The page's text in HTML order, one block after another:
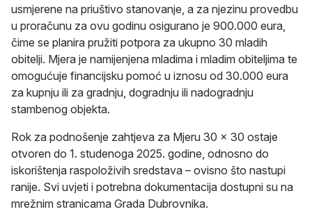
usmjerene na priuštivo stanovanje, a za njezinu provedbu
u proračunu za ovu godinu osigurano je 900.000 eura,
čime se planira pružiti potpora za ukupno 30 mladih
obitelji. Mjera je namijenjena mladima i mladim obiteljima te
omogućuje financijsku pomoć u iznosu od 30.000 eura
za kupnju ili za gradnju, dogradnju ili nadogradnju
stambenog objekta.
Rok za podnošenje zahtjeva za Mjeru 30 x 30 ostaje
otvoren do 1. studenoga 2025. godine, odnosno do
iskorištenja raspoloživih sredstava – ovisno što nastupi
ranije. Svi uvjeti i potrebna dokumentacija dostupni su na
mrežnim stranicama Grada Dubrovnika.